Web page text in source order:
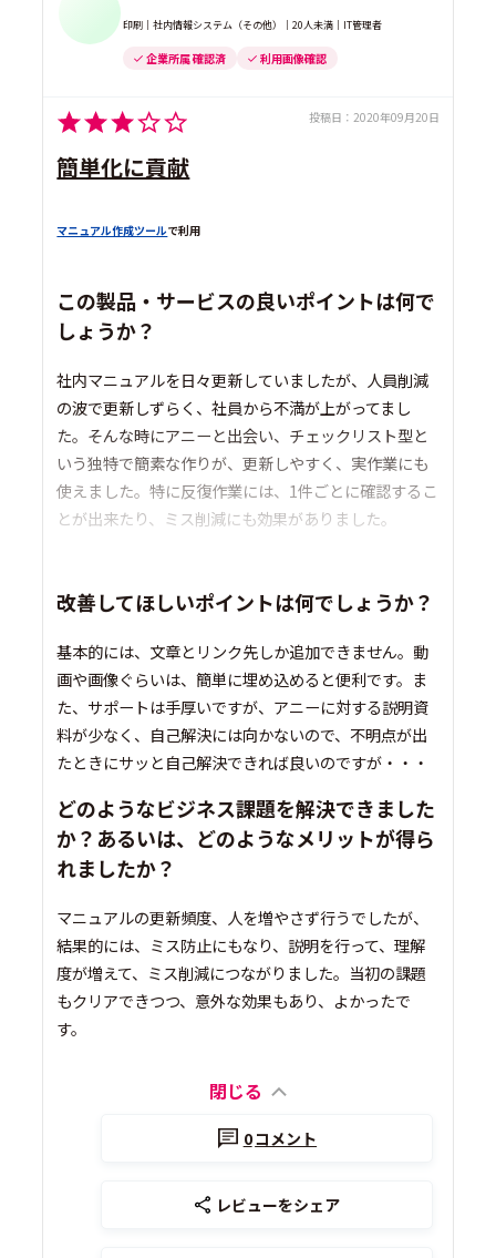
印刷｜社内情報システム（その他）｜20人未満｜IT管理者
企業所属 確認済 利用画像確認
投稿日： 2020年09月20日
簡単化に貢献
マニュアル作成ツールで利用
この製品・サービスの良いポイントは何で
しょうか？
社内マニュアルを日々更新していましたが、人員削減
の波で更新しずらく、社員から不満が上がってまし
た。そんな時にアニーと出会い、チェックリスト型と
いう独特で簡素な作りが、更新しやすく、実作業にも
使えました。特に反復作業には、1件ごとに確認するこ
とが出来たり、ミス削減にも効果がありました。
改善してほしいポイントは何でしょうか？
基本的には、文章とリンク先しか追加できません。動
画や画像ぐらいは、簡単に埋め込めると便利です。ま
た、サポートは手厚いですが、アニーに対する説明資
料が少なく、自己解決には向かないので、不明点が出
たときにサッと自己解決できれば良いのですが・・・
どのようなビジネス課題を解決できました
か？あるいは、どのようなメリットが得ら
れましたか？
マニュアルの更新頻度、人を増やさず行うでしたが、
結果的には、ミス防止にもなり、説明を行って、理解
度が増えて、ミス削減につながりました。当初の課題
もクリアできつつ、意外な効果もあり、よかったで
す。
閉じる
0コメント
レビューをシェア